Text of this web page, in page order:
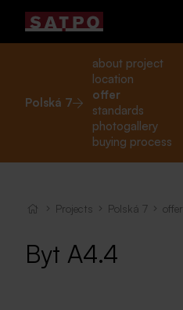
Polská 7
about project
location
offer
standards
photogallery
buying process
Projects Polská 7 offer
Byt A4.4